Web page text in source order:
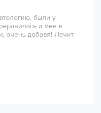
были у
и мне и
очень добрая! Лечит